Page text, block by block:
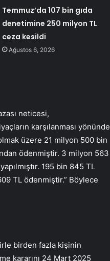
Temmuz’da 107 bin gıda
denetimine 250 milyon TL
ceza kesildi
Ağustos 6, 2026
neticesi,
karşılanması yönünde
üzere 21 milyon 500 bin
ödenmiştir. 3 milyon 563
195 bin 845 TL
TL ödenmiştir.” Böylece
birden fazla kişinin
kararını 24 Mart 2025